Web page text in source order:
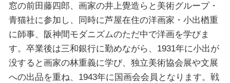
窓の前田藤四郎、画家の井上覺造らと美術グループ・
青猫社に参加し、同時に芦屋在住の洋画家・小出楢重
に師事、阪神間モダニズムのただ中で洋画を学びま
す。卒業後は三和銀行に勤めながら、1931年に小出が
没すると画家の林重義に学び、独立美術協会展や文展
への出品を重ね、1943年に国画会会員となります。戦